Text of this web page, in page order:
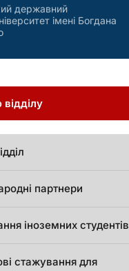
державний
імені Богдана
партнери
іноземних студентів
стажування для